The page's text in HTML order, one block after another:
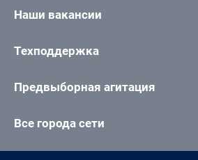
Наши вакансии
Техподдержка
Предвыборная агитация
Все города сети